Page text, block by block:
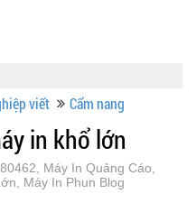
viết Cẩm nang
in khổ lớn
Máy In Quảng Cáo,
Máy In Phun Blog